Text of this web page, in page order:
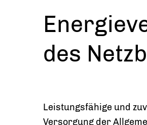
des
Leistungsfähige und
Versorgung der